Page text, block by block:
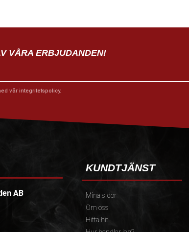
VÅRA ERBJUDANDEN!
vår integritetspolicy.
AB
KUNDTJÄNST
Mina sidor
Om oss
Hitta hit